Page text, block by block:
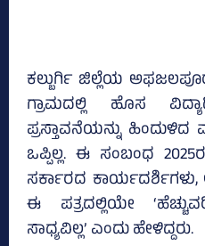
ಕಲ್ಬುರ್ಗಿ ಜಿಲ್ಲೆಯ
ಗ್ರಾಮದಲ್ಲಿ ಹೊಸ
ಪ್ರಸ್ತಾವನೆಯನ್ನು
ಒಪ್ಪಿಲ್ಲ. ಈ ಸಂಬಂಧ
ಸರ್ಕಾರದ ಕಾರ್ಯದರ್ಶಿಗಳು,
ಈ ಪತ್ರದಲ್ಲಿಯೇ
ಸಾಧ್ಯವಿಲ್ಲ’ ಎಂದು ಹೇಳಿದ್ದರು.